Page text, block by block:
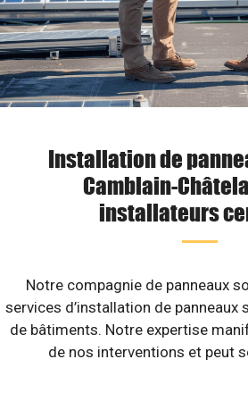
Installation de
Camblain-
installateurs
Notre compagnie de panneaux
services d’installation de panneaux
de bâtiments. Notre expertise
de nos interventions et peut